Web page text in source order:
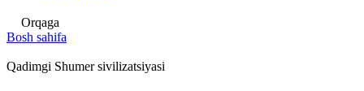
Orqaga
Bosh sahifa
Qadimgi Shumer sivilizatsiyasi